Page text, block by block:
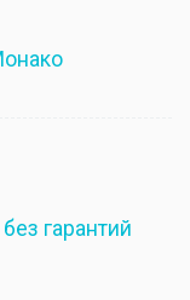
гарантий